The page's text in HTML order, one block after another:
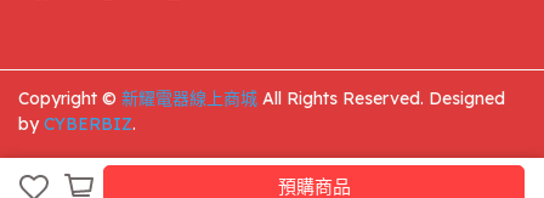
預購商品
Copyright © 新耀電器線上商城 All Rights Reserved. Designed
byCYBERBIZ.